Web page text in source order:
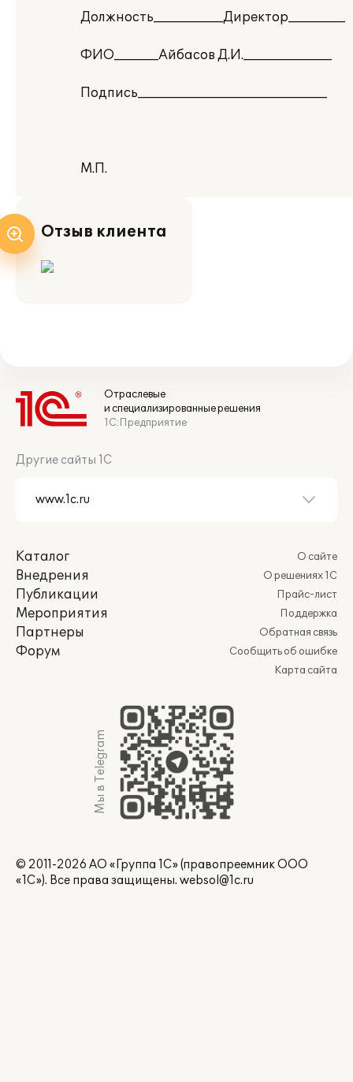
Должность___________Директор_________
ФИО_______Айбасов Д.И.______________
Подпись______________________________
М.П.
Отзыв клиента
Отраслевые
и специализированные решения
1С:Предприятие
Другие сайты 1С
Каталог
Внедрения
Публикации
Мероприятия
Партнеры
Форум
О сайте
О решениях 1С
Прайс-лист
Поддержка
Обратная связь
Сообщить об ошибке
Карта сайта
Мы в Telegram
© 2011-2026 АО «Группа 1С» (правопреемник ООО
«1С»). Все права защищены. websol@1c.ru